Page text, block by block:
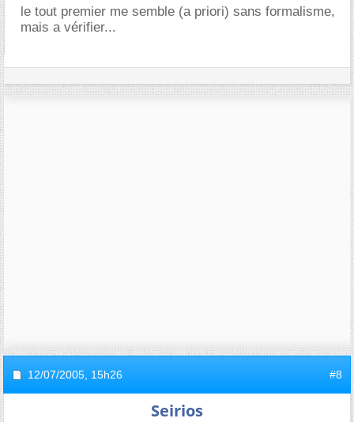
le tout premier me semble (a priori) sans formalisme,
mais a vérifier...
12/07/2005, 15h26 #8
Seirios